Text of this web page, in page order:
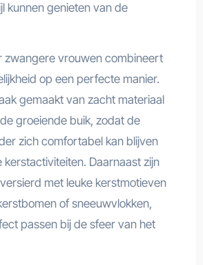
kunnen genieten van de
zwangere vrouwen combineert
op een perfecte manier.
gemaakt van zacht materiaal
groeiende buik, zodat de
zich comfortabel kan blijven
kerstactiviteiten. Daarnaast zijn
met leuke kerstmotieven
of sneeuwvlokken,
passen bij de sfeer van het